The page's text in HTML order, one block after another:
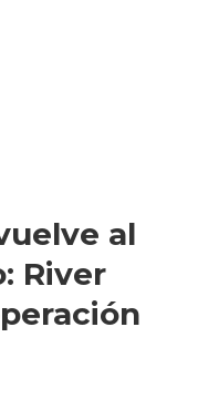
al
River